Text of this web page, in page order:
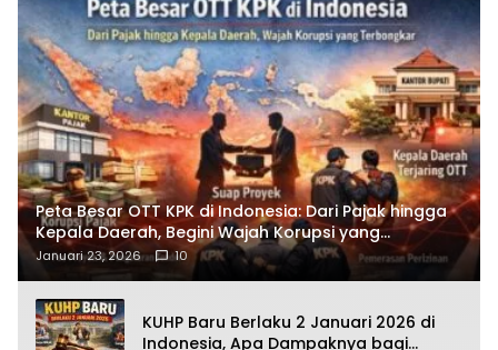
Peta Besar OTT KPK di Indonesia: Dari Pajak hingga
Kepala Daerah, Begini Wajah Korupsi yang
Terbongkar
Januari 23, 2026 10
KUHP Baru Berlaku 2 Januari 2026 di
Indonesia, Apa Dampaknya bagi